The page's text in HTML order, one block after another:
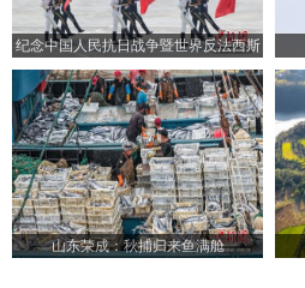
纪念中国人民抗日战争暨世界反法西斯
战争胜利80周年大会举行
山东荣成：秋捕归来鱼满舱